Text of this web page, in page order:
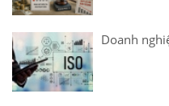
Doanh